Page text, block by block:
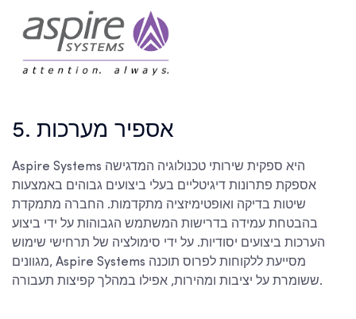
5. אספיר מערכות
Aspire Systems היא ספקית שירותי טכנולוגיה המדגישה
אספקת פתרונות דיגיטליים בעלי ביצועים גבוהים באמצעות
שיטות בדיקה ואופטימיזציה מתקדמות. החברה מתמקדת
בהבטחת עמידה בדרישות המשתמש הגבוהות על ידי ביצוע
הערכות ביצועים יסודיות. על ידי סימולציה של תרחישי שימוש
מגוונים, Aspire Systems מסייעת ללקוחות לפרוס תוכנה
ששומרת על יציבות ומהירות, אפילו במהלך קפיצות תעבורה.